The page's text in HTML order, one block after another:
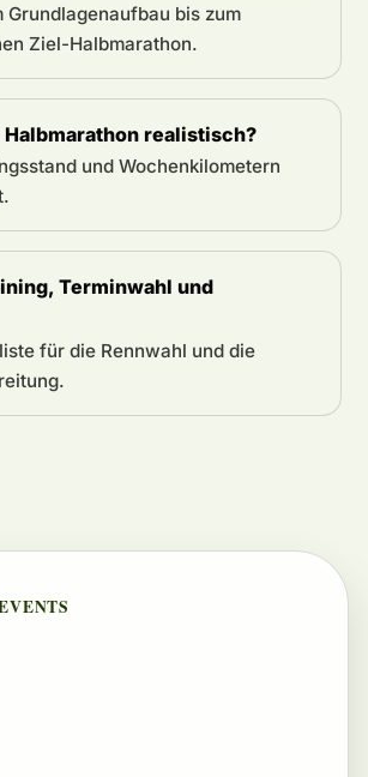
Grundlagenaufbau bis zum
Ziel-Halbmarathon.
realistisch?
und Wochenkilometern
Terminwahl und
für die Rennwahl und die